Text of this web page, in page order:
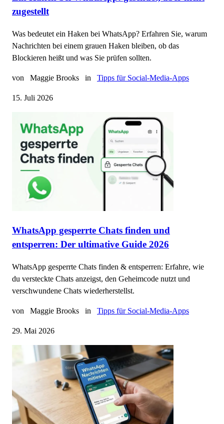
zugestellt
Was bedeutet ein Haken bei WhatsApp? Erfahren Sie, warum
Nachrichten bei einem grauen Haken bleiben, ob das
Blockieren heißt und was Sie prüfen sollten.
von Maggie Brooks in Tipps für Social-Media-Apps
15. Juli 2026
WhatsApp gesperrte Chats finden und
entsperren: Der ultimative Guide 2026
WhatsApp gesperrte Chats finden & entsperren: Erfahre, wie
du versteckte Chats anzeigst, den Geheimcode nutzt und
verschwundene Chats wiederherstellst.
von Maggie Brooks in Tipps für Social-Media-Apps
29. Mai 2026